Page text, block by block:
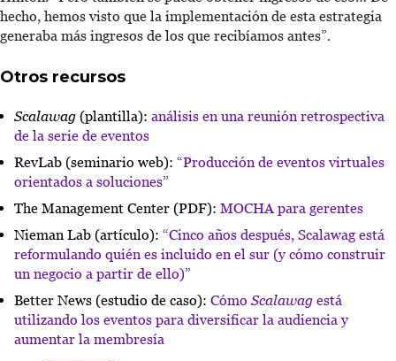
hecho, hemos visto que la implementación de esta estrategia
generaba más ingresos de los que recibíamos antes”.
Otros recursos
Scalawag (plantilla): análisis en una reunión retrospectiva
de la serie de eventos
RevLab (seminario web): “Producción de eventos virtuales
orientados a soluciones”
The Management Center (PDF): MOCHA para gerentes
Nieman Lab (artículo): “Cinco años después, Scalawag está
reformulando quién es incluido en el sur (y cómo construir
un negocio a partir de ello)”
Better News (estudio de caso): Cómo Scalawag está
utilizando los eventos para diversificar la audiencia y
aumentar la membresía